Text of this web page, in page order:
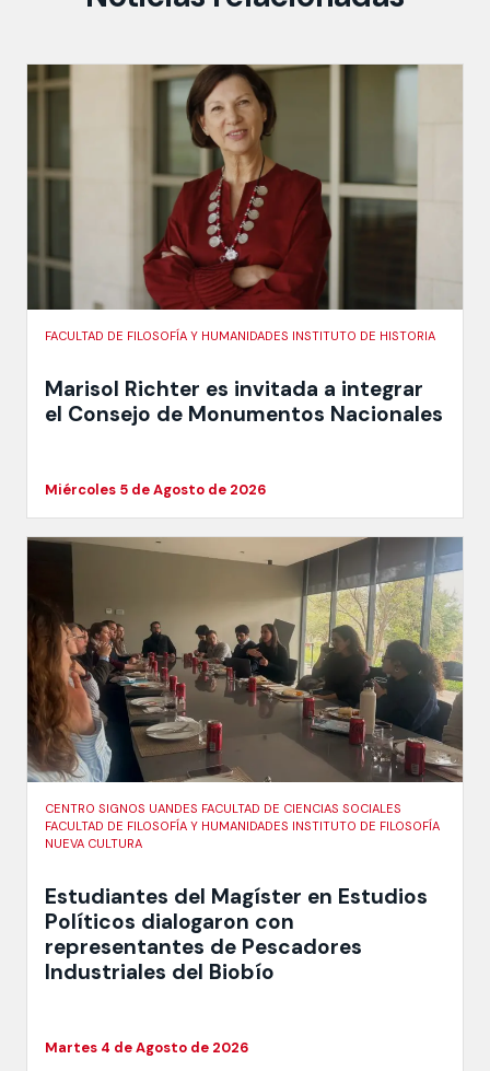
FACULTAD DE FILOSOFÍA Y HUMANIDADES INSTITUTO DE HISTORIA
Marisol Richter es invitada a integrar
el Consejo de Monumentos Nacionales
Miércoles 5 de Agosto de 2026
CENTRO SIGNOS UANDES FACULTAD DE CIENCIAS SOCIALES
FACULTAD DE FILOSOFÍA Y HUMANIDADES INSTITUTO DE FILOSOFÍA
NUEVA CULTURA
Estudiantes del Magíster en Estudios
Políticos dialogaron con
representantes de Pescadores
Industriales del Biobío
Martes 4 de Agosto de 2026